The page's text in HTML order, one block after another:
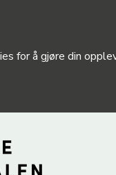
for å gjøre din